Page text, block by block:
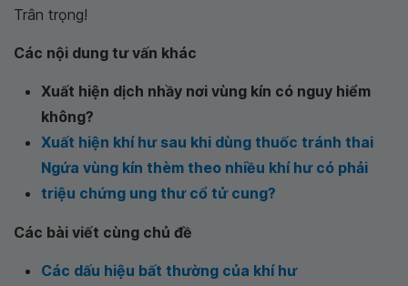
Trân trọng!
Các nội dung tư vấn khác
Xuất hiện dịch nhầy nơi vùng kín có nguy hiểm
không?
Xuất hiện khí hư sau khi dùng thuốc tránh thai
Ngứa vùng kín thèm theo nhiều khí hư có phải
triệu chứng ung thư cổ tử cung?
Các bài viết cùng chủ đề
Các dấu hiệu bất thường của khí hư